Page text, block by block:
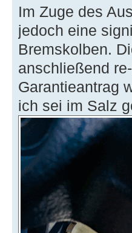
Im Zuge des
jedoch eine
Bremskolben.
anschließend
Garantieantrag
ich sei im Salz